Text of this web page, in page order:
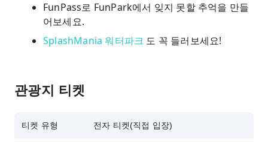
FunPass로 FunPark에서 잊지 못할 추억을 만들
어보세요.
SplashMania 워터파크 도 꼭 들러보세요!
관광지 티켓
티켓 유형 전자 티켓(직접 입장)